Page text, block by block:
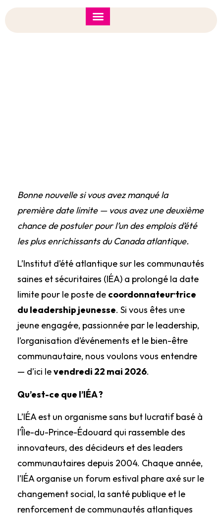
Bonne nouvelle si vous avez manqué la
première date limite — vous avez une deuxième
chance de postuler pour l’un des emplois d’été
les plus enrichissants du Canada atlantique.
L’Institut d’été atlantique sur les communautés
saines et sécuritaires (IÉA) a prolongé la date
limite pour le poste de coordonnateur·trice
du leadership jeunesse. Si vous êtes un·e
jeune engagé·e, passionné·e par le leadership,
l’organisation d’événements et le bien-être
communautaire, nous voulons vous entendre
— d’ici levendredi 22 mai 2026.
Qu’est-ce que l’IÉA ?
L’IÉA est un organisme sans but lucratif basé à
l’Île-du-Prince-Édouard qui rassemble des
innovateurs, des décideurs et des leaders
communautaires depuis 2004. Chaque année,
l’IÉA organise un forum estival phare axé sur le
changement social, la santé publique et le
renforcement de communautés atlantiques